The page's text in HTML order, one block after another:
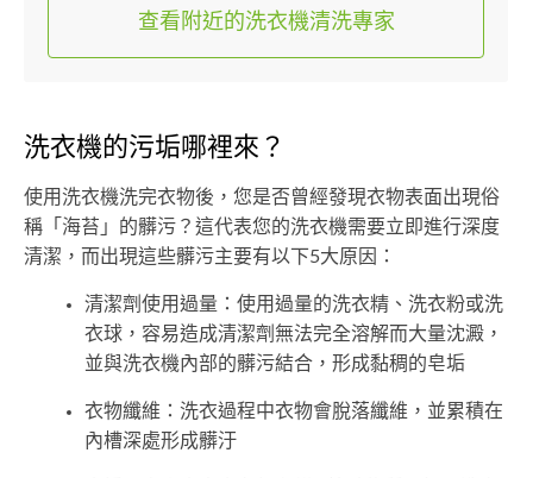
查看附近的洗衣機清洗專家
洗衣機的污垢哪裡來？
使用洗衣機洗完衣物後，您是否曾經發現衣物表面出現俗
稱「海苔」的髒污？這代表您的洗衣機需要立即進行深度
清潔，而出現這些髒污主要有以下5大原因：
清潔劑使用過量：使用過量的洗衣精、洗衣粉或洗
衣球，容易造成清潔劑無法完全溶解而大量沈澱，
並與洗衣機內部的髒污結合，形成黏稠的皂垢
衣物纖維：洗衣過程中衣物會脫落纖維，並累積在
內槽深處形成髒汙